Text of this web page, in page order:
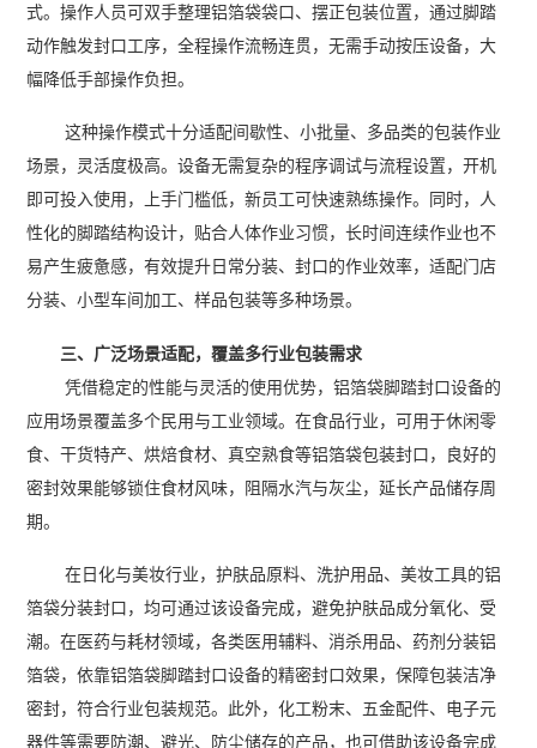
式。操作人员可双手整理铝箔袋袋口、摆正包装位置，通过脚踏
动作触发封口工序，全程操作流畅连贯，无需手动按压设备，大
幅降低手部操作负担。
这种操作模式十分适配间歇性、小批量、多品类的包装作业
场景，灵活度极高。设备无需复杂的程序调试与流程设置，开机
即可投入使用，上手门槛低，新员工可快速熟练操作。同时，人
性化的脚踏结构设计，贴合人体作业习惯，长时间连续作业也不
易产生疲惫感，有效提升日常分装、封口的作业效率，适配门店
分装、小型车间加工、样品包装等多种场景。
三、广泛场景适配，覆盖多行业包装需求
凭借稳定的性能与灵活的使用优势，铝箔袋脚踏封口设备的
应用场景覆盖多个民用与工业领域。在食品行业，可用于休闲零
食、干货特产、烘焙食材、真空熟食等铝箔袋包装封口，良好的
密封效果能够锁住食材风味，阻隔水汽与灰尘，延长产品储存周
期。
在日化与美妆行业，护肤品原料、洗护用品、美妆工具的铝
箔袋分装封口，均可通过该设备完成，避免护肤品成分氧化、受
潮。在医药与耗材领域，各类医用辅料、消杀用品、药剂分装铝
箔袋，依靠铝箔袋脚踏封口设备的精密封口效果，保障包装洁净
密封，符合行业包装规范。此外，化工粉末、五金配件、电子元
器件等需要防潮、避光、防尘储存的产品，也可借助该设备完成